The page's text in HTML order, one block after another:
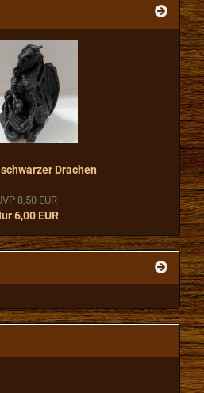
Drachen
8,50 EUR
6,00 EUR